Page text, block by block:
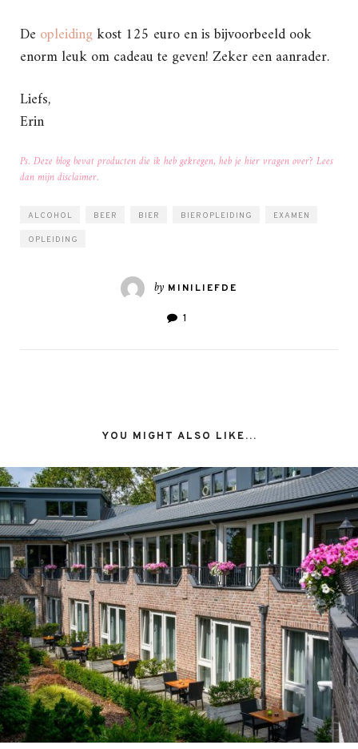
De opleidingkost 125 euro en is bijvoorbeeld ook
enorm leuk om cadeau te geven! Zeker een aanrader.
Liefs,
Erin
Ps. Deze blog bevat producten die ik heb gekregen, heb je hier vragen over? Lees
dan mijn disclaimer.
ALCOHOL BEER BIER BIEROPLEIDING EXAMEN
OPLEIDING
by MINILIEFDE
1
YOU MIGHT ALSO LIKE...